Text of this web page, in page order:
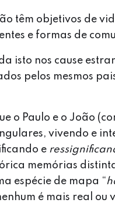
têm objetivos de
e formas de
isto nos cause
pelos mesmos
o Paulo e o João
vivendo e
e
memórias
espécie de mapa “
é mais real ou